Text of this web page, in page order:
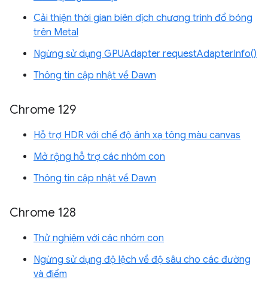
Cải thiện thời gian biên dịch chương trình đổ bóng
trên Metal
Ngừng sử dụng GPUAdapter requestAdapterInfo()
Thông tin cập nhật về Dawn
Chrome 129
Hỗ trợ HDR với chế độ ánh xạ tông màu canvas
Mở rộng hỗ trợ các nhóm con
Thông tin cập nhật về Dawn
Chrome 128
Thử nghiệm với các nhóm con
Ngừng sử dụng độ lệch về độ sâu cho các đường
và điểm